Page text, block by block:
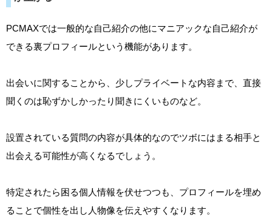
PCMAXでは一般的な自己紹介の他にマニアックな自己紹介が
できる裏プロフィールという機能があります。
出会いに関することから、少しプライベートな内容まで、直接
聞くのは恥ずかしかったり聞きにくいものなど。
設置されている質問の内容が具体的なのでツボにはまる相手と
出会える可能性が高くなるでしょう。
特定されたら困る個人情報を伏せつつも、プロフィールを埋め
ることで個性を出し人物像を伝えやすくなります。